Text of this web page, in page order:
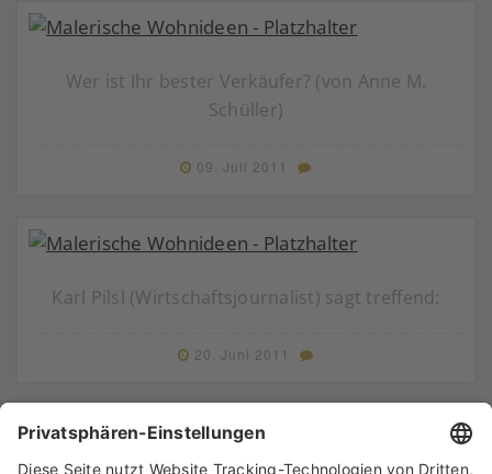
Wer ist Ihr bester Verkäufer? (von Anne M.
Schüller)
09. Juli 2011
Karl Pilsl (Wirtschaftsjournalist) sagt treffend:
20. Juni 2011